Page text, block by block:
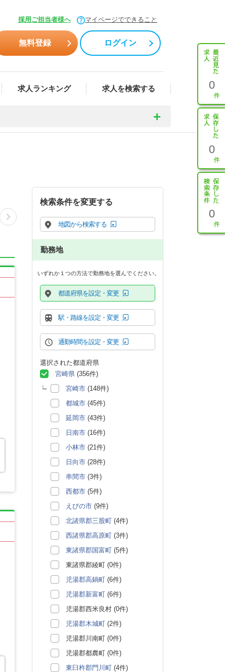
採用ご担当者様へ マイページでできること
無料登録 ログイン
求人ランキング 求人を検索する 0
0
0
検索条件を変更する
地図から検索する
勤務地
いずれか１つの方法で勤務地を選んでください。
都道府県を設定・変更
駅・路線を設定・変更
通勤時間を設定・変更
選択された都道府県
宮崎県 (356件)
宮崎市 (148件)
都城市 (45件)
延岡市 (43件)
日南市 (16件)
小林市 (21件)
日向市 (28件)
串間市 (3件)
西都市 (5件)
えびの市 (9件)
北諸県郡三股町 (4件)
西諸県郡高原町 (3件)
東諸県郡国富町 (5件)
東諸県郡綾町 (0件)
児湯郡高鍋町 (6件)
児湯郡新富町 (6件)
児湯郡西米良村 (0件)
児湯郡木城町 (2件)
児湯郡川南町 (0件)
児湯郡都農町 (0件)
東臼杵郡門川町 (4件)